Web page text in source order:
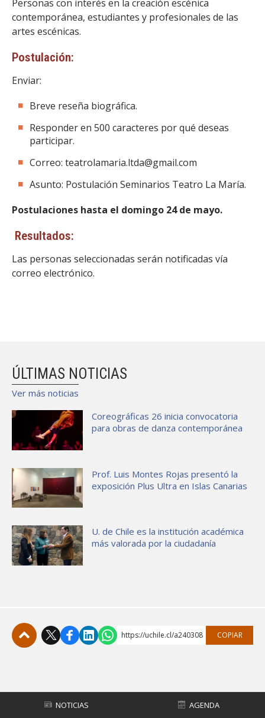
Personas con interés en la creación escénica
contemporánea, estudiantes y profesionales de las
artes escénicas.
Postulación:
Enviar:
Breve reseña biográfica.
Responder en 500 caracteres por qué deseas
participar.
Correo: teatrolamaria.ltda@gmail.com
Asunto: Postulación Seminarios Teatro La María.
Postulaciones hasta el domingo 24 de mayo.
Resultados:
Las personas seleccionadas serán notificadas vía
correo electrónico.
ÚLTIMAS NOTICIAS
Ver más noticias
Coreográficas 26 inicia convocatoria
para obras de danza contemporánea
Prof. Luis Montes Rojas presentó la
exposición Plus Ultra en Islas Canarias
U. de Chile es la institución académica
más valorada por la ciudadanía
https://uchile.cl/a240308 COPIAR
NOTICIAS AGENDA